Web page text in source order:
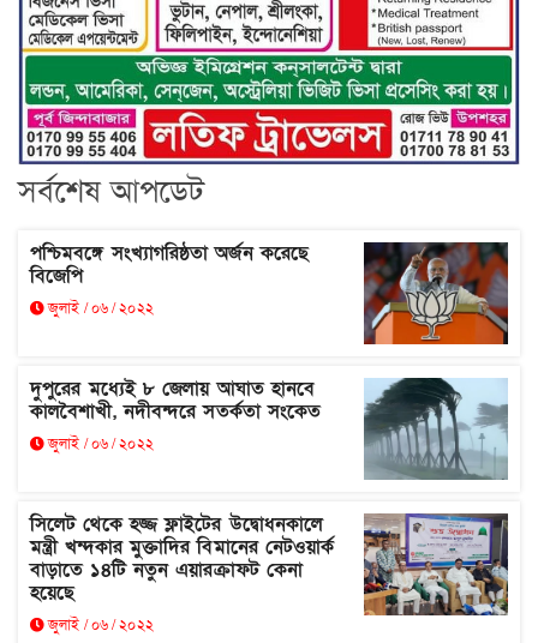
সর্বশেষ আপডেট
পশ্চিমবঙ্গে সংখ্যাগরিষ্ঠতা অর্জন করেছে
বিজেপি
জুলাই / ০৬ / ২০২২
দুপুরের মধ্যেই ৮ জেলায় আঘাত হানবে
কালবৈশাখী, নদীবন্দরে সতর্কতা সংকেত
জুলাই / ০৬ / ২০২২
সিলেট থেকে হজ্জ ফ্লাইটের উদ্বোধনকালে
মন্ত্রী খন্দকার মুক্তাদির বিমানের নেটওয়ার্ক
বাড়াতে ১৪টি নতুন এয়ারক্রাফট কেনা
হয়েছে
জুলাই / ০৬ / ২০২২